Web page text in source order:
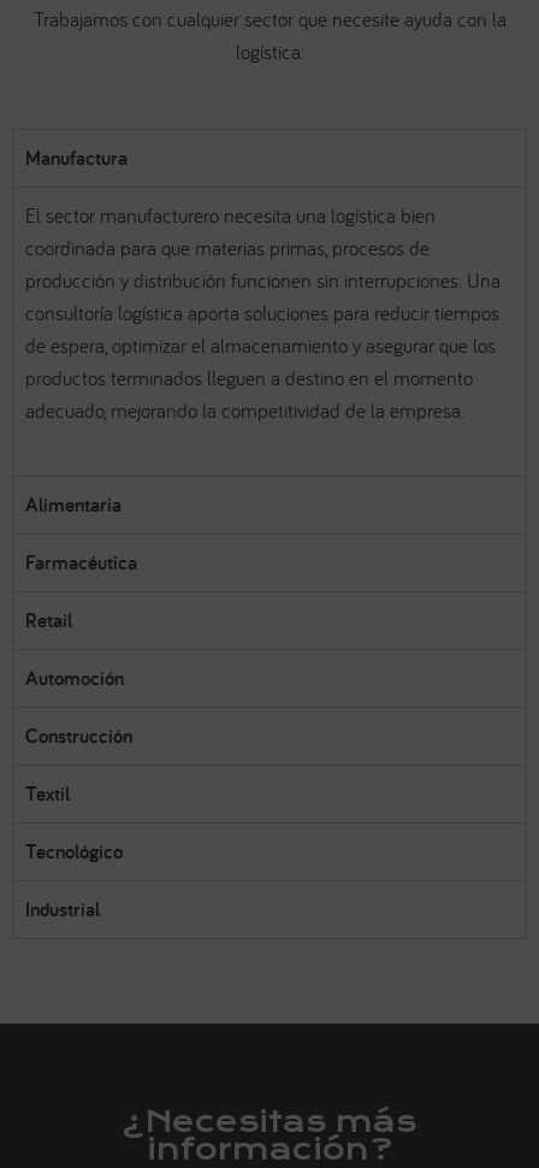
Trabajamos con cualquier sector que necesite ayuda con la
logística:
Manufactura
El sector manufacturero necesita una logística bien
coordinada para que materias primas, procesos de
producción y distribución funcionen sin interrupciones. Una
consultoría logística aporta soluciones para reducir tiempos
de espera, optimizar el almacenamiento y asegurar que los
productos terminados lleguen a destino en el momento
adecuado, mejorando la competitividad de la empresa.
Alimentaria
Farmacéutica
Retail
Automoción
Construcción
Textil
Tecnológico
Industrial
¿Necesitas más
información?